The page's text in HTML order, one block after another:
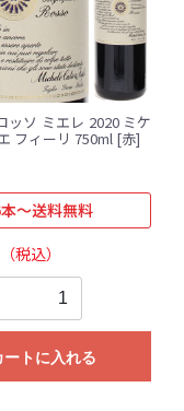
ッソ ミエレ 2020 ミケ
ーレ カロ エ フィーリ 750ml [赤]
～送料無料
（税込）
ートに入れる